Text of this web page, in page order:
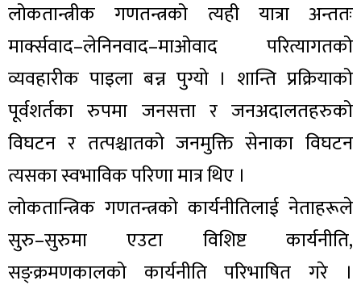
लोकतान्त्रीक गणतन्त्रको त्यही यात्रा अन्ततः
मार्क्सवाद–लेनिनवाद–माओवाद परित्यागतको
व्यवहारीक पाइला बन्न पुग्यो । शान्ति प्रक्रियाको
पूर्वशर्तका रुपमा जनसत्ता र जनअदालतहरुको
विघटन र तत्पश्चातको जनमुक्ति सेनाका विघटन
त्यसका स्वभाविक परिणा मात्र थिए ।
लोकतान्त्रिक गणतन्त्रको कार्यनीतिलाई नेताहरूले
सुरु–सुरुमा एउटा विशिष्ट कार्यनीति,
सङ्क्रमणकालको कार्यनीति परिभाषित गरे ।